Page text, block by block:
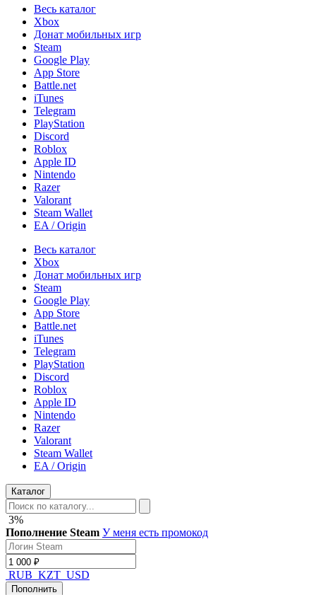
Весь каталог
Xbox
Донат мобильных игр
Steam
Google Play
App Store
Battle.net
iTunes
Telegram
PlayStation
Discord
Roblox
Apple ID
Nintendo
Razer
Valorant
Steam Wallet
EA / Origin
Весь каталог
Xbox
Донат мобильных игр
Steam
Google Play
App Store
Battle.net
iTunes
Telegram
PlayStation
Discord
Roblox
Apple ID
Nintendo
Razer
Valorant
Steam Wallet
EA / Origin
Каталог
3%
Пополнение Steam У меня есть промокод
RUB KZT USD
Пополнить